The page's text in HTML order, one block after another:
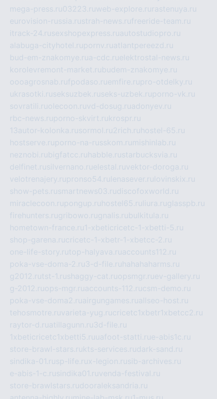
mega-press.ru03223.ruweb-explore.ru rastenuya.ru
eurovision-russia.rustrah-news.rufreeride-team.ru
itrack-24.rusexshopexpress.ruautostudiopro.ru
alabuga-cityhotel.rupornv.ruatlantpereezd.ru
bud-em-znakomye.rua-cdc.ruelektrostal-news.ru
korolevremont-market.rubudem-znakomye.ru
oooagrosnab.rufpodaso.ruemfire.rupro-otdelky.ru
ukrasotki.ruseksuzbek.ruseks-uzbek.ruporno-vk.ru
sovratili.ruolecoon.ruvd-dosug.ruadonyev.ru
rbc-news.ruporno-skvirt.rukrospr.ru
13autor-kolonka.rusormol.ru2rich.ru hostel-65.ru
hostserve.ruporno-na-russkom.ru mishinlab.ru
neznobi.rubigfatcc.ru habble.rustarbucksvia.ru
delfinet.rusilvernano.ruelestal.ruvektor-doroga.ru
velotrenajery.rupronso54.ru lenasever.ru lovinskix.ru
show-pets.rusmartnews03.rudiscofoxworld.ru
miraclecoon.rupongup.ru hostel65.ru liura.ruglasspb.ru
firehunters.rugribowo.rugnalis.rubulkitula.ru
hometown-france.ru1-xbeticricetc-1-xbetti-5.ru
shop-garena.rucricetc-1-xbetr-1-xbetcc-2.ru
one-life-story.rutop-halyava.ruaccounts112.ru
poka-vse-doma-2.ru3-d-file.ru hahahaharms.ru
g2012.rutst-1.rushaggy-cat.ruopsmgr.ruev-gallery.ru
g-2012.ruops-mgr.ruaccounts-112.rucsm-demo.ru
poka-vse-doma2.ruairgungames.ruallseo-host.ru
tehosmotre.ruvarieta-yug.rucricetc1xbetr1xbetcc2.ru
raytor-d.ruatillagunn.ru3d-file.ru
1xbeticricetc1xbetti5.ruuafoot-statti.rue-abis1c.ru
store-brawl-stars.rukts-services.rudark-sand.ru
sindika-01.rusp-life.rux-legion.rusib-archives.ru
e-abis-1-c.rusindika01.ruvenda-festival.ru
store-brawlstars.rudooraleksandria.ru